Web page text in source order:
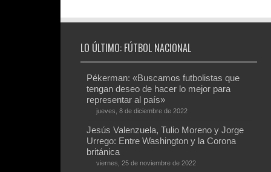
LO ÚLTIMO: FÚTBOL NACIONAL
Pékerman: «Buscamos futbolistas que
tengan deseo de hacer lo mejor para
representar al país»
jueves, 8 de diciembre de 2022
Jesús Valenzuela, Tulio Moreno y Jorge
Urrego: Entre Washington y la Corona
británica
viernes, 25 de noviembre de 2022